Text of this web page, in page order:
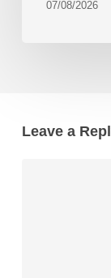
07/08/2026
Leave a